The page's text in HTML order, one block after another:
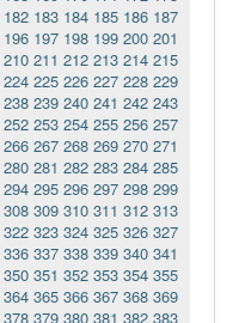
182 183 184 185 186 187
196 197 198 199 200 201
210 211 212 213 214 215
224 225 226 227 228 229
238 239 240 241 242 243
252 253 254 255 256 257
266 267 268 269 270 271
280 281 282 283 284 285
294 295 296 297 298 299
308 309 310 311 312 313
322 323 324 325 326 327
336 337 338 339 340 341
350 351 352 353 354 355
364 365 366 367 368 369
378 379 380 381 382 383